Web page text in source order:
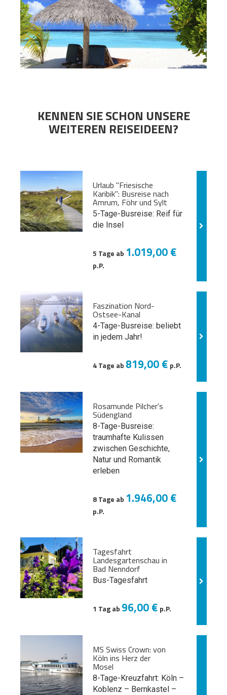
KENNEN SIE SCHON UNSERE
WEITEREN REISEIDEEN?
Urlaub "Friesische
Karibik": Busreise nach
Amrum, Föhr und Sylt
5-Tage-Busreise: Reif für
die Insel
5 Tage ab 1.019,00 €
p.P.
Faszination Nord-
Ostsee-Kanal
4-Tage-Busreise: beliebt
in jedem Jahr!
4 Tage ab 819,00 € p.P.
Rosamunde Pilcher's
Südengland
8-Tage-Busreise:
traumhafte Kulissen
zwischen Geschichte,
Natur und Romantik
erleben
8 Tage ab 1.946,00 €
p.P.
Tagesfahrt
Landesgartenschau in
Bad Nenndorf
Bus-Tagesfahrt
1 Tag ab 96,00 € p.P.
MS Swiss Crown: von
Köln ins Herz der
Mosel
8-Tage-Kreuzfahrt: Köln –
Koblenz – Bernkastel –